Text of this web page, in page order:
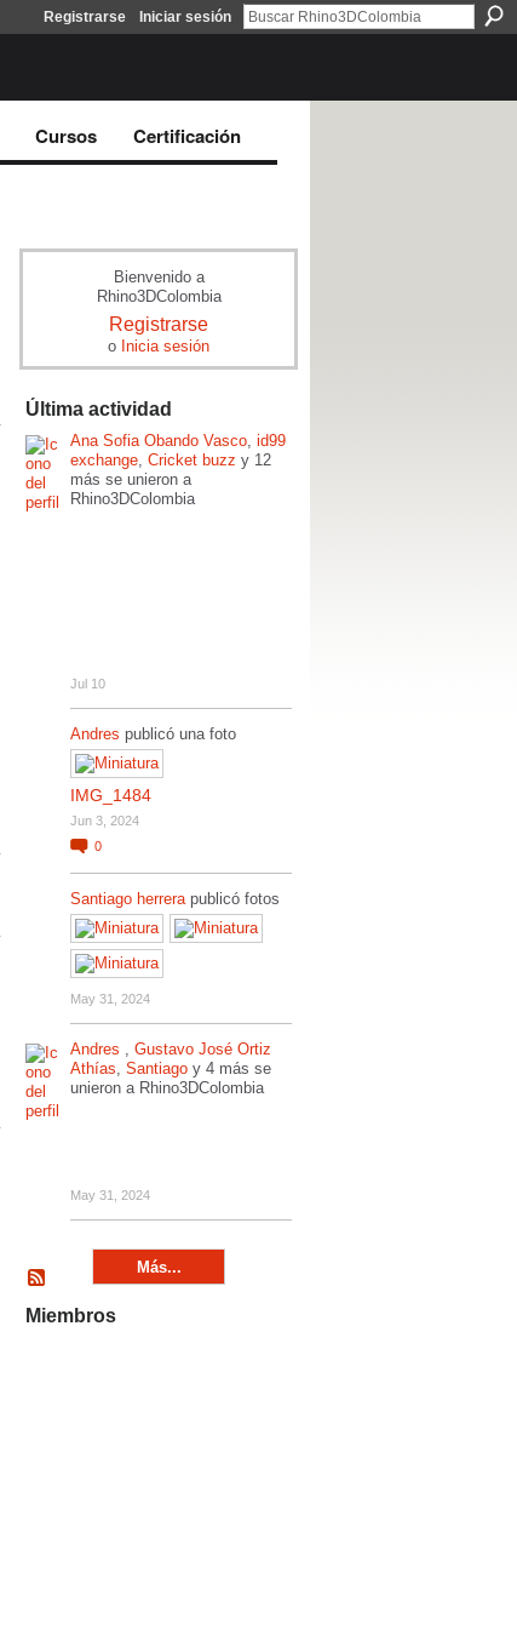
Registrarse Iniciar sesión
Cursos Certificación
Bienvenido a
Rhino3DColombia
Registrarse
o Inicia sesión
Última actividad
Ana Sofia Obando Vasco, id99
exchange, Cricket buzz y 12
más se unieron a
Rhino3DColombia
Jul 10
Andres publicó una foto
IMG_1484
Jun 3, 2024
0
Santiago herrerapublicó fotos
May 31, 2024
Andres , Gustavo José Ortiz
Athías, Santiago y 4 más se
unieron a Rhino3DColombia
May 31, 2024
Más...
Miembros